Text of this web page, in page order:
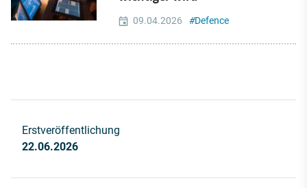
09.04.2026 #Defence
Erstveröffentlichung
22.06.2026